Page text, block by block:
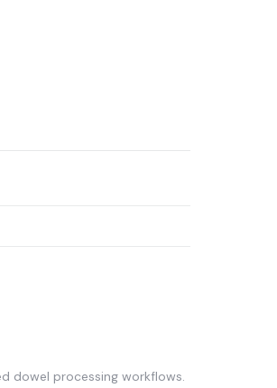
dowel processing workflows.